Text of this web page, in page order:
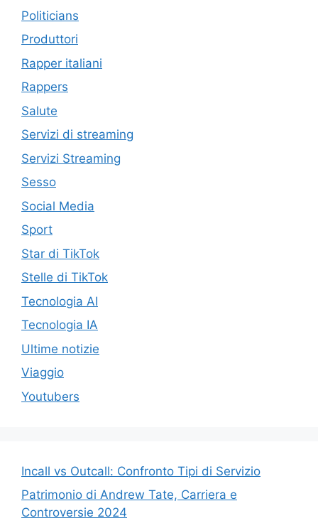
Politicians
Produttori
Rapper italiani
Rappers
Salute
Servizi di streaming
Servizi Streaming
Sesso
Social Media
Sport
Star di TikTok
Stelle di TikTok
Tecnologia AI
Tecnologia IA
Ultime notizie
Viaggio
Youtubers
Incall vs Outcall: Confronto Tipi di Servizio
Patrimonio di Andrew Tate, Carriera e
Controversie 2024